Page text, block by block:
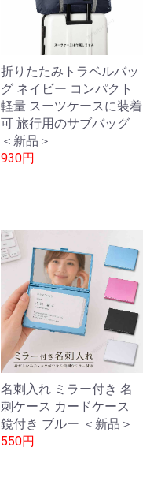
折りたたみトラベルバッ
グ ネイビー コンパクト
軽量 スーツケースに装着
可 旅行用のサブバッグ
＜新品＞
930円
名刺入れ ミラー付き 名
刺ケース カードケース
鏡付き ブルー ＜新品＞
550円